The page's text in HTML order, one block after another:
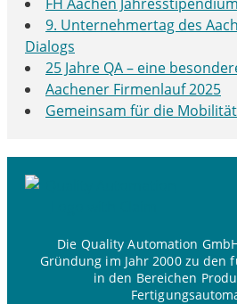
9. Unternehmertag des
Dialogs
25 Jahre QA – eine
Aachener Firmenlauf 2025
Gemeinsam für die
Die Quality Automation
Gründung im Jahr 2000 zu den
in den Bereichen